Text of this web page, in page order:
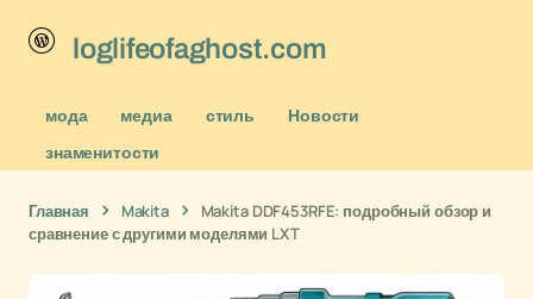
loglifeofaghost.com
мода медиа стиль
Новости
знаменитости
Главная Makita
Makita DDF453RFE: подробный обзор и
сравнение с другими моделями LXT